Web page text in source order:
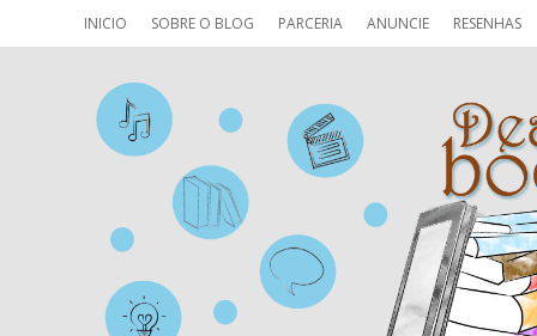
INICIO SOBRE O BLOG PARCERIA ANUNCIE RESENHAS